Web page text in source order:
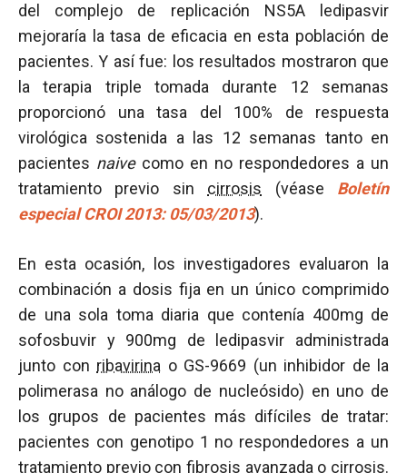
del complejo de replicación NS5A ledipasvir
mejoraría la tasa de eficacia en esta población de
pacientes. Y así fue: los resultados mostraron que
la terapia triple tomada durante 12 semanas
proporcionó una tasa del 100% de respuesta
virológica sostenida a las 12 semanas tanto en
pacientes naivecomo en no respondedores a un
tratamiento previo sin cirrosis (véase Boletín
especial CROI 2013: 05/03/2013).
En esta ocasión, los investigadores evaluaron la
combinación a dosis fija en un único comprimido
de una sola toma diaria que contenía 400mg de
sofosbuvir y 900mg de ledipasvir administrada
junto con ribavirina o GS-9669 (un inhibidor de la
polimerasa no análogo de nucleósido) en uno de
los grupos de pacientes más difíciles de tratar:
pacientes con genotipo 1 no respondedores a un
tratamiento previo con fibrosis avanzada o cirrosis.